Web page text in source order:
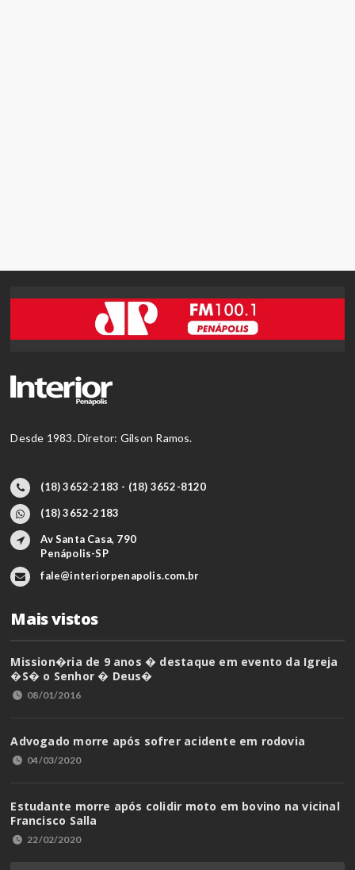
Desde 1983. Diretor: Gilson Ramos.
(18) 3652-2183 - (18) 3652-8120
(18) 3652-2183
Av Santa Casa, 790
Penápolis-SP
fale@interiorpenapolis.com.br
Mais vistos
Mission�ria de 9 anos � destaque em evento da Igreja
�S� o Senhor � Deus�
08/01/2016
Advogado morre após sofrer acidente em rodovia
04/03/2020
Estudante morre após colidir moto em bovino na vicinal
Francisco Salla
22/02/2020